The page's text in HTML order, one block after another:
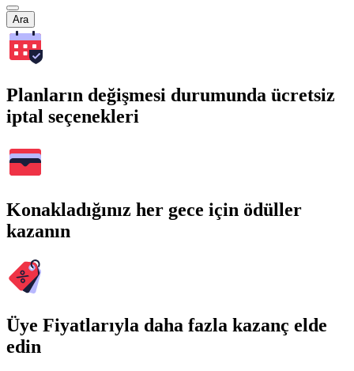
Ara
Planların değişmesi durumunda ücretsiz
iptal seçenekleri
Konakladığınız her gece için ödüller
kazanın
Üye Fiyatlarıyla daha fazla kazanç elde
edin